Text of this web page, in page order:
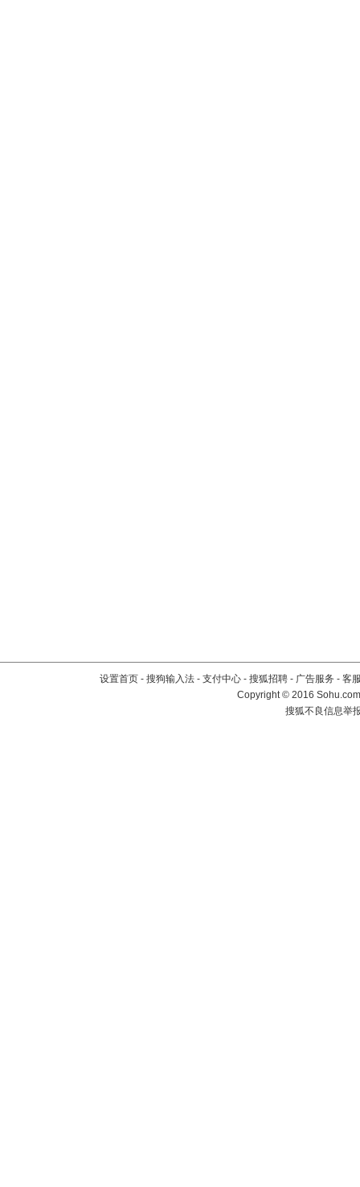
设置首页 - 搜狗输入法 - 支付中心 - 搜狐招聘 - 广告服务 - 客
Copyright©2016
搜狐不良信息举